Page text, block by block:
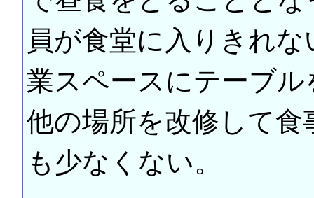
員が食堂に入りきれ
業スペースにテーブ
他の場所を改修して
も少なくない。